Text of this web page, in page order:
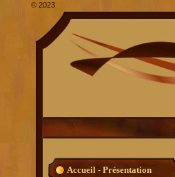
Accueil - Présentation
© 2023